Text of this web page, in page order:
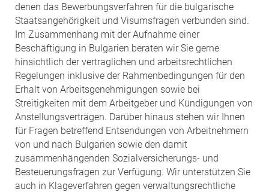
denen das Bewerbungsverfahren für die bulgarische
Staatsangehörigkeit und Visumsfragen verbunden sind.
Im Zusammenhang mit der Aufnahme einer
Beschäftigung in Bulgarien beraten wir Sie gerne
hinsichtlich der vertraglichen und arbeitsrechtlichen
Regelungen inklusive der Rahmenbedingungen für den
Erhalt von Arbeitsgenehmigungen sowie bei
Streitigkeiten mit dem Arbeitgeber und Kündigungen von
Anstellungsverträgen. Darüber hinaus stehen wir Ihnen
für Fragen betreffend Entsendungen von Arbeitnehmern
von und nach Bulgarien sowie den damit
zusammenhängenden Sozialversicherungs- und
Besteuerungsfragen zur Verfügung. Wir unterstützen Sie
auch in Klageverfahren gegen verwaltungsrechtliche